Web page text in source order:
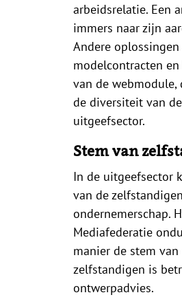
arbeidsrelatie. Een
immers naar zijn
Andere
modelcontracten
van de webmodule,
de diversiteit van
uitgeefsector.
Stem van
In de uitgeefsector
van de
ondernemerschap.
Mediafederatie
manier de stem van
zelfstandigen is
ontwerpadvies.